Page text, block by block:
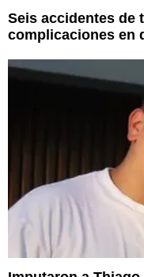
Seis accidentes de
complicaciones en